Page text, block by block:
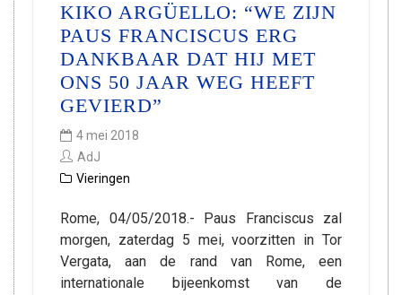
KIKO ARGÜELLO: “WE ZIJN
PAUS FRANCISCUS ERG
DANKBAAR DAT HIJ MET
ONS 50 JAAR WEG HEEFT
GEVIERD”
4 mei 2018
AdJ
Vieringen
Rome, 04/05/2018.- Paus Franciscus zal
morgen, zaterdag 5 mei, voorzitten in Tor
Vergata, aan de rand van Rome, een
internationale bijeenkomst van de